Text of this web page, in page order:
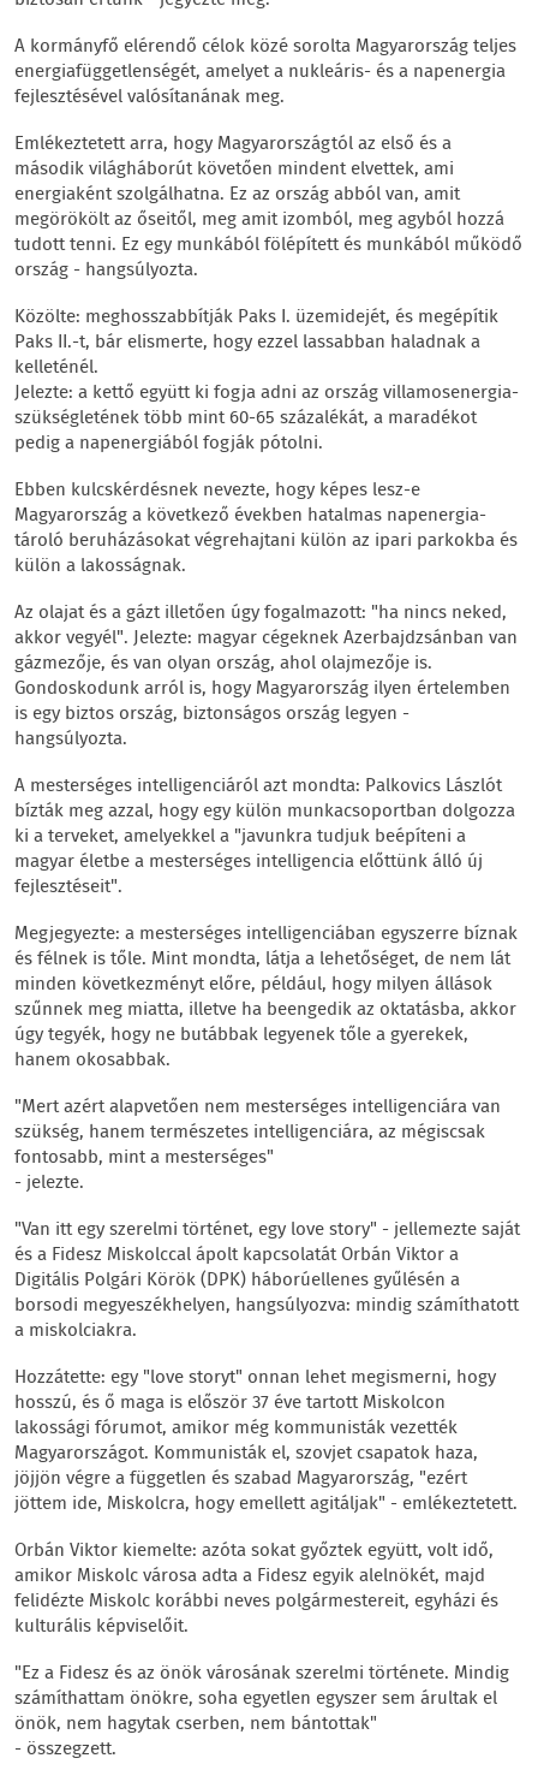
A kormányfő elérendő célok közé sorolta Magyarország teljes
energiafüggetlenségét, amelyet a nukleáris- és a napenergia
fejlesztésével valósítanának meg.
Emlékeztetett arra, hogy Magyarországtól az első és a
második világháborút követően mindent elvettek, ami
energiaként szolgálhatna. Ez az ország abból van, amit
megörökölt az őseitől, meg amit izomból, meg agyból hozzá
tudott tenni. Ez egy munkából fölépített és munkából működő
ország - hangsúlyozta.
Közölte: meghosszabbítják Paks I. üzemidejét, és megépítik
Paks II.-t, bár elismerte, hogy ezzel lassabban haladnak a
kelleténél.
Jelezte: a kettő együtt ki fogja adni az ország villamosenergia-
szükségletének több mint 60-65 százalékát, a maradékot
pedig a napenergiából fogják pótolni.
Ebben kulcskérdésnek nevezte, hogy képes lesz-e
Magyarország a következő években hatalmas napenergia-
tároló beruházásokat végrehajtani külön az ipari parkokba és
külön a lakosságnak.
Az olajat és a gázt illetően úgy fogalmazott: "ha nincs neked,
akkor vegyél". Jelezte: magyar cégeknek Azerbajdzsánban van
gázmezője, és van olyan ország, ahol olajmezője is.
Gondoskodunk arról is, hogy Magyarország ilyen értelemben
is egy biztos ország, biztonságos ország legyen -
hangsúlyozta.
A mesterséges intelligenciáról azt mondta: Palkovics Lászlót
bízták meg azzal, hogy egy külön munkacsoportban dolgozza
ki a terveket, amelyekkel a "javunkra tudjuk beépíteni a
magyar életbe a mesterséges intelligencia előttünk álló új
fejlesztéseit".
Megjegyezte: a mesterséges intelligenciában egyszerre bíznak
és félnek is tőle. Mint mondta, látja a lehetőséget, de nem lát
minden következményt előre, például, hogy milyen állások
szűnnek meg miatta, illetve ha beengedik az oktatásba, akkor
úgy tegyék, hogy ne butábbak legyenek tőle a gyerekek,
hanem okosabbak.
"Mert azért alapvetően nem mesterséges intelligenciára van
szükség, hanem természetes intelligenciára, az mégiscsak
fontosabb, mint a mesterséges"
- jelezte.
"Van itt egy szerelmi történet, egy love story" - jellemezte saját
és a Fidesz Miskolccal ápolt kapcsolatát Orbán Viktor a
Digitális Polgári Körök (DPK) háborúellenes gyűlésén a
borsodi megyeszékhelyen, hangsúlyozva: mindig számíthatott
a miskolciakra.
Hozzátette: egy "love storyt" onnan lehet megismerni, hogy
hosszú, és ő maga is először 37 éve tartott Miskolcon
lakossági fórumot, amikor még kommunisták vezették
Magyarországot. Kommunisták el, szovjet csapatok haza,
jöjjön végre a független és szabad Magyarország, "ezért
jöttem ide, Miskolcra, hogy emellett agitáljak" - emlékeztetett.
Orbán Viktor kiemelte: azóta sokat győztek együtt, volt idő,
amikor Miskolc városa adta a Fidesz egyik alelnökét, majd
felidézte Miskolc korábbi neves polgármestereit, egyházi és
kulturális képviselőit.
"Ez a Fidesz és az önök városának szerelmi története. Mindig
számíthattam önökre, soha egyetlen egyszer sem árultak el
önök, nem hagytak cserben, nem bántottak"
- összegzett.